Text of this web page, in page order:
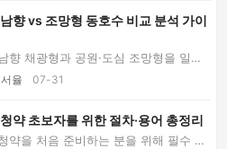
향 vs 조망형 동호수 비교 분석 가이
향 채광형과 공원·도심 조망형을 일조,
, 소음, 미래 조망 기준으...
율 07-31
약 초보자를 위한 절차·용어 총정리
약을 처음 준비하는 분을 위해 필수 용